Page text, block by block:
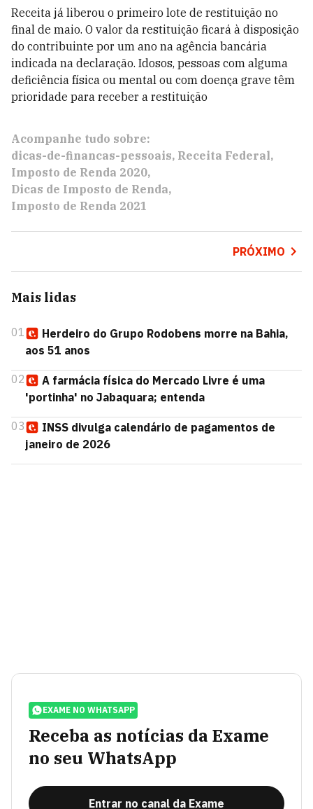
Receita já liberou o primeiro lote de restituição no
final de maio. O valor da restituição ficará à disposição
do contribuinte por um ano na agência bancária
indicada na declaração. Idosos, pessoas com alguma
deficiência física ou mental ou com doença grave têm
prioridade para receber a restituição
Acompanhe tudo sobre:
dicas-de-financas-pessoais Receita Federal
Imposto de Renda 2020
Dicas de Imposto de Renda
Imposto de Renda 2021
PRÓXIMO
Mais lidas
01
Herdeiro do Grupo Rodobens morre na Bahia,
aos 51 anos
02
A farmácia física do Mercado Livre é uma
'portinha' no Jabaquara; entenda
03
INSS divulga calendário de pagamentos de
janeiro de 2026
EXAME NO WHATSAPP
Receba as notícias da Exame
no seu WhatsApp
Entrar no canal da Exame